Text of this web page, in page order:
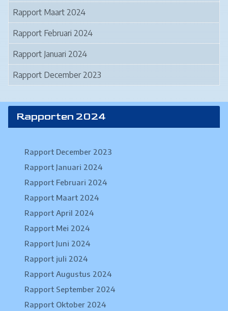
Rapport Maart 2024
Rapport Februari 2024
Rapport Januari 2024
Rapport December 2023
Rapporten 2024
Rapport December 2023
Rapport Januari 2024
Rapport Februari 2024
Rapport Maart 2024
Rapport April 2024
Rapport Mei 2024
Rapport Juni 2024
Rapport juli 2024
Rapport Augustus 2024
Rapport September 2024
Rapport Oktober 2024